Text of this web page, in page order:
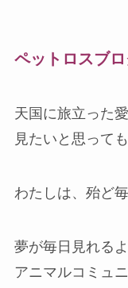
ペットロスブ
天国に旅立った
見たいと思って
わたしは、殆ど
夢が毎日見れる
アニマルコミュ